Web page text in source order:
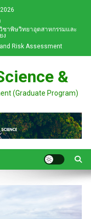
าพิษวิทยาอุตสาหกรรมและ
ง
Risk Assessment
&
(Graduate Program)